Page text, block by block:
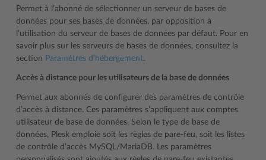
Permet à l’abonné de sélectionner un serveur de bases de
données pour ses bases de données, par opposition à
l’utilisation du serveur de bases de données par défaut. Pour en
savoir plus sur les serveurs de bases de données, consultez la
section Paramètres d’hébergement.
Accès à distance pour les utilisateurs de la base de données
Permet aux abonnés de configurer des paramètres de contrôle
d’accès à distance. Ces paramètres s’appliquent aux comptes
utilisateur de base de données. Selon le type de base de
données, Plesk emploie soit les règles de pare-feu, soit les listes
de contrôle d’accès MySQL/MariaDB. Les paramètres